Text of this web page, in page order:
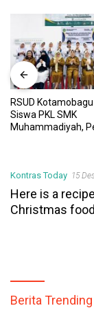
RSUD
Siswa PKL SMK
Muhammadiyah,
Kontras Today 15
Here is a
Christmas
Berita Trending